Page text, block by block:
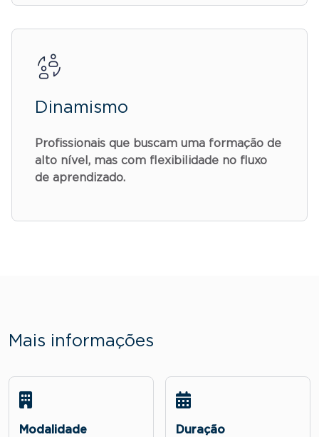
Dinamismo
Profissionais que buscam uma formação de
alto nível, mas com flexibilidade no fluxo
de aprendizado.
Mais informações
Modalidade Duração